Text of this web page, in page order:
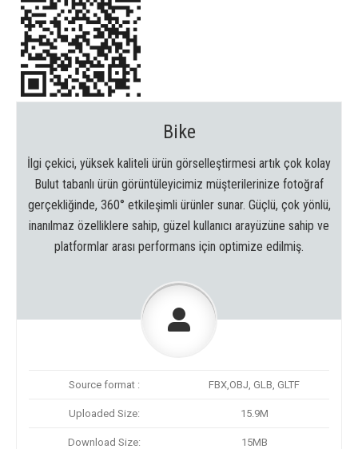
Bike
İlgi çekici, yüksek kaliteli ürün görselleştirmesi artık çok kolay
Bulut tabanlı ürün görüntüleyicimiz müşterilerinize fotoğraf
gerçekliğinde, 360° etkileşimli ürünler sunar. Güçlü, çok yönlü,
inanılmaz özelliklere sahip, güzel kullanıcı arayüzüne sahip ve
platformlar arası performans için optimize edilmiş.
Source format : FBX,OBJ, GLB, GLTF
Uploaded Size: 15.9M
Download Size: 15MB